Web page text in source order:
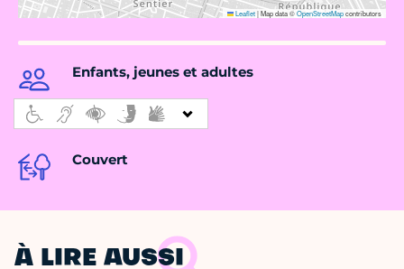
Leaflet|Map data ©OpenStreetMapcontributors
Enfants, jeunes et adultes
Couvert
À LIRE AUSSI